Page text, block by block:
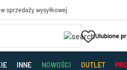
sprzedaży wysyłkowej
Ulubione
INNE NOWOŚCI OUTLET